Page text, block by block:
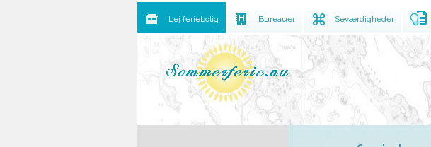
Lej feriebolig Bureauer Seværdigheder